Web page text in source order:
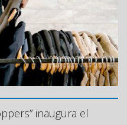
inaugura el